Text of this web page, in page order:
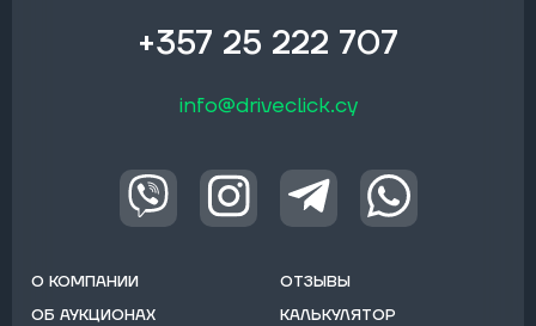
+357 25 222 707
info@driveclick.cy
О КОМПАНИИ
ОБ АУКЦИОНАХ
ОТЗЫВЫ
КАЛЬКУЛЯТОР